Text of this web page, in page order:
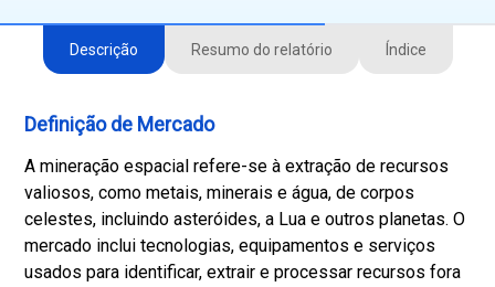
Descrição Resumo do relatório Índice
Definição de Mercado
A mineração espacial refere-se à extração de recursos
valiosos, como metais, minerais e água, de corpos
celestes, incluindo asteróides, a Lua e outros planetas. O
mercado inclui tecnologias, equipamentos e serviços
usados ​​para identificar, extrair e processar recursos fora